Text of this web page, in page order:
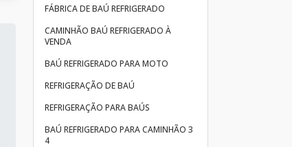
FÁBRICA DE BAÚ REFRIGERADO
CAMINHÃO BAÚ REFRIGERADO À
VENDA
BAÚ REFRIGERADO PARA MOTO
REFRIGERAÇÃO DE BAÚ
REFRIGERAÇÃO PARA BAÚS
BAÚ REFRIGERADO PARA CAMINHÃO 3
4